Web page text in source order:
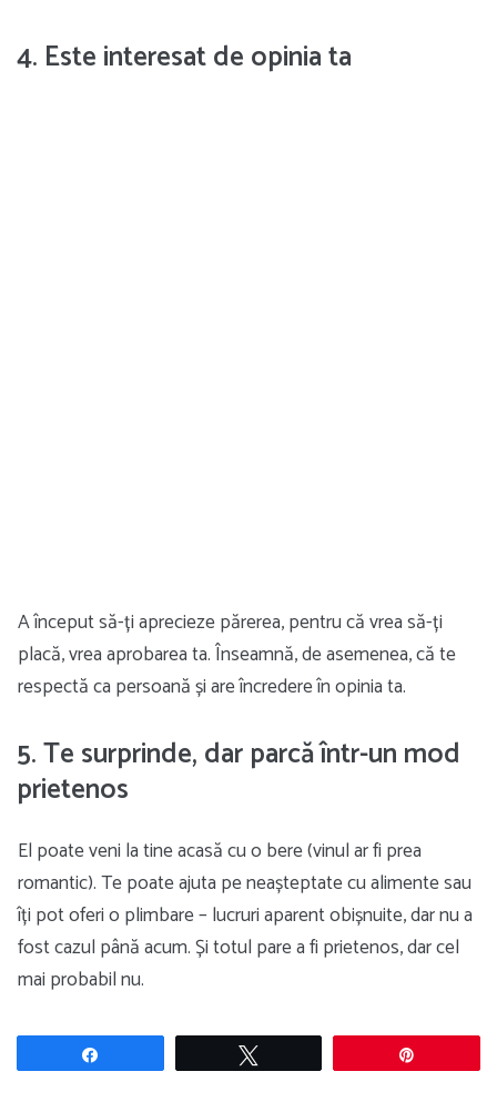
4. Este interesat de opinia ta
A început să-ți aprecieze părerea, pentru că vrea să-ți
placă, vrea aprobarea ta. Înseamnă, de asemenea, că te
respectă ca persoană și are încredere în opinia ta.
5. Te surprinde, dar parcă într-un mod
prietenos
El poate veni la tine acasă cu o bere (vinul ar fi prea
romantic). Te poate ajuta pe neașteptate cu alimente sau
îți pot oferi o plimbare – lucruri aparent obișnuite, dar nu a
fost cazul până acum. Și totul pare a fi prietenos, dar cel
mai probabil nu.